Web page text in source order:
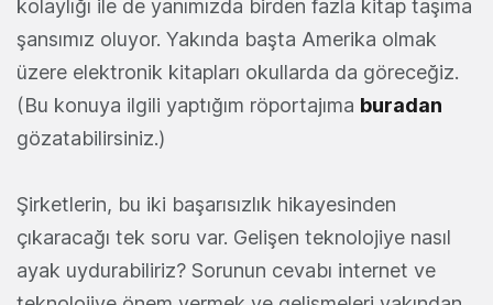
kolaylığı ile de yanımızda birden fazla kitap taşıma
şansımız oluyor. Yakında başta Amerika olmak
üzere elektronik kitapları okullarda da göreceğiz.
(Bu konuya ilgili yaptığım röportajıma buradan
gözatabilirsiniz.)
Şirketlerin, bu iki başarısızlık hikayesinden
çıkaracağı tek soru var. Gelişen teknolojiye nasıl
ayak uydurabiliriz? Sorunun cevabı internet ve